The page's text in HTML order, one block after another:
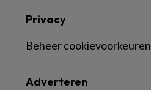
Adverteren
Privacy
Beheer cookievoorkeuren